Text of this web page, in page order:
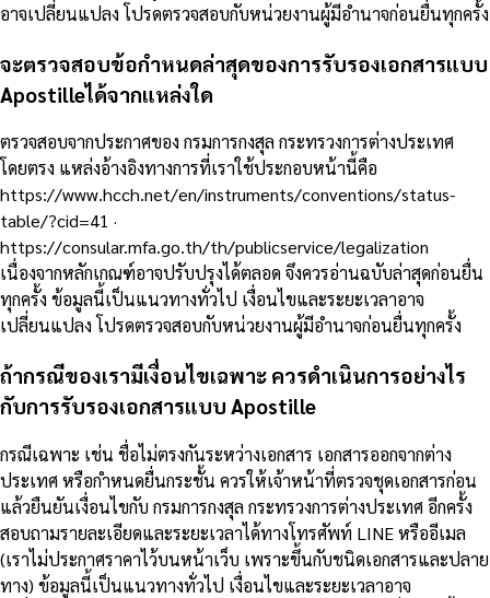
อาจเปลี่ยนแปลง โปรดตรวจสอบกับหน่วยงานผู้มีอำนาจก่อนยื่นทุกครั้ง
จะตรวจสอบข้อกำหนดล่าสุดของการรับรองเอกสารแบบ
Apostilleได้จากแหล่งใด
ตรวจสอบจากประกาศของ กรมการกงสุล กระทรวงการต่างประเทศ
โดยตรง แหล่งอ้างอิงทางการที่เราใช้ประกอบหน้านี้คือ
https://www.hcch.net/en/instruments/conventions/status-
table/?cid=41 ·
https://consular.mfa.go.th/th/publicservice/legalization
เนื่องจากหลักเกณฑ์อาจปรับปรุงได้ตลอด จึงควรอ่านฉบับล่าสุดก่อนยื่น
ทุกครั้ง ข้อมูลนี้เป็นแนวทางทั่วไป เงื่อนไขและระยะเวลาอาจ
เปลี่ยนแปลง โปรดตรวจสอบกับหน่วยงานผู้มีอำนาจก่อนยื่นทุกครั้ง
ถ้ากรณีของเรามีเงื่อนไขเฉพาะ ควรดำเนินการอย่างไร
กับการรับรองเอกสารแบบ Apostille
กรณีเฉพาะ เช่น ชื่อไม่ตรงกันระหว่างเอกสาร เอกสารออกจากต่าง
ประเทศ หรือกำหนดยื่นกระชั้น ควรให้เจ้าหน้าที่ตรวจชุดเอกสารก่อน
แล้วยืนยันเงื่อนไขกับ กรมการกงสุล กระทรวงการต่างประเทศ อีกครั้ง
สอบถามรายละเอียดและระยะเวลาได้ทางโทรศัพท์ LINE หรืออีเมล
(เราไม่ประกาศราคาไว้บนหน้าเว็บ เพราะขึ้นกับชนิดเอกสารและปลาย
ทาง) ข้อมูลนี้เป็นแนวทางทั่วไป เงื่อนไขและระยะเวลาอาจ